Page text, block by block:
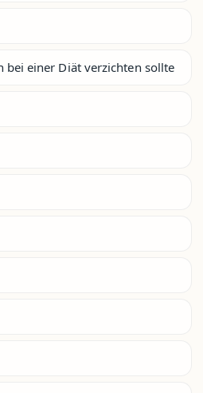
bei einer Diät verzichten sollte